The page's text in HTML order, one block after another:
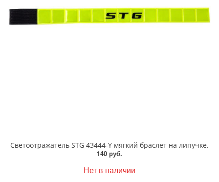
Светоотражатель STG 43444-Y мягкий браслет на липучке.
140 руб.
Нет в наличии